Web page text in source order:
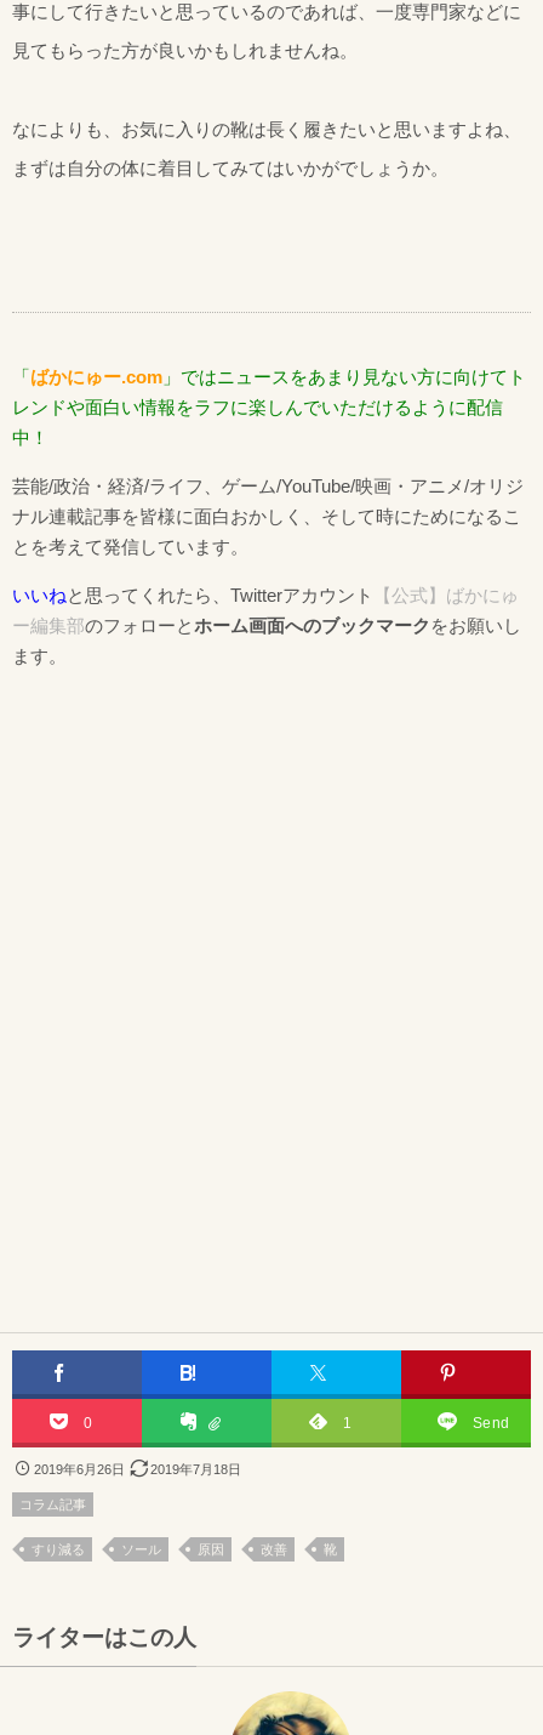
事にして行きたいと思っているのであれば、一度専門家などに
見てもらった方が良いかもしれませんね。
なによりも、お気に入りの靴は長く履きたいと思いますよね、
まずは自分の体に着目してみてはいかがでしょうか。
「ばかにゅー.com 」ではニュースをあまり見ない方に向けてト
レンドや面白い情報をラフに楽しんでいただけるように配信
中！
芸能/政治・経済/ライフ、ゲーム/YouTube/映画・アニメ/オリジ
ナル連載記事を皆様に面白おかしく、そして時にためになるこ
とを考えて発信しています。
いいねと思ってくれたら、Twitterアカウント
【公式】ばかにゅ
ー編集部のフォローとホーム画面へのブックマーク をお願いし
ます。
0 1 Send
2019年6月26日 2019年7月18日
コラム記事
すり減る ソール 原因 改善 靴
ライターはこの人